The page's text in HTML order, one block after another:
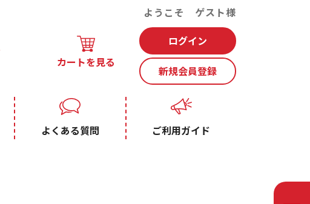
ようこそ ゲスト様
カートを見る
ログイン
新規会員登録
よくある質問 ご利用ガイド